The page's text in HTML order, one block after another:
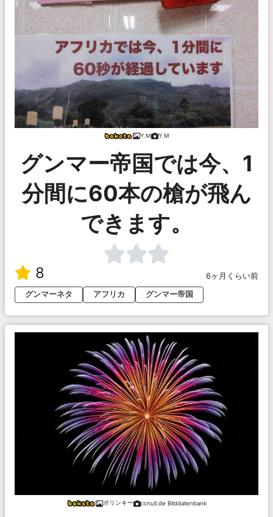
Y.M Y.M
グンマー帝国では今、1
分間に60本の槍が飛ん
できます。
8
6ヶ月くらい前
グンマーネタ
アフリカ グンマー帝国
ポリンキー ccnull.de Bilddatenbank